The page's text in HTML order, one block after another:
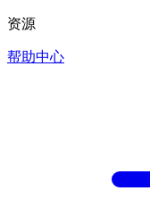
资源
帮助中心